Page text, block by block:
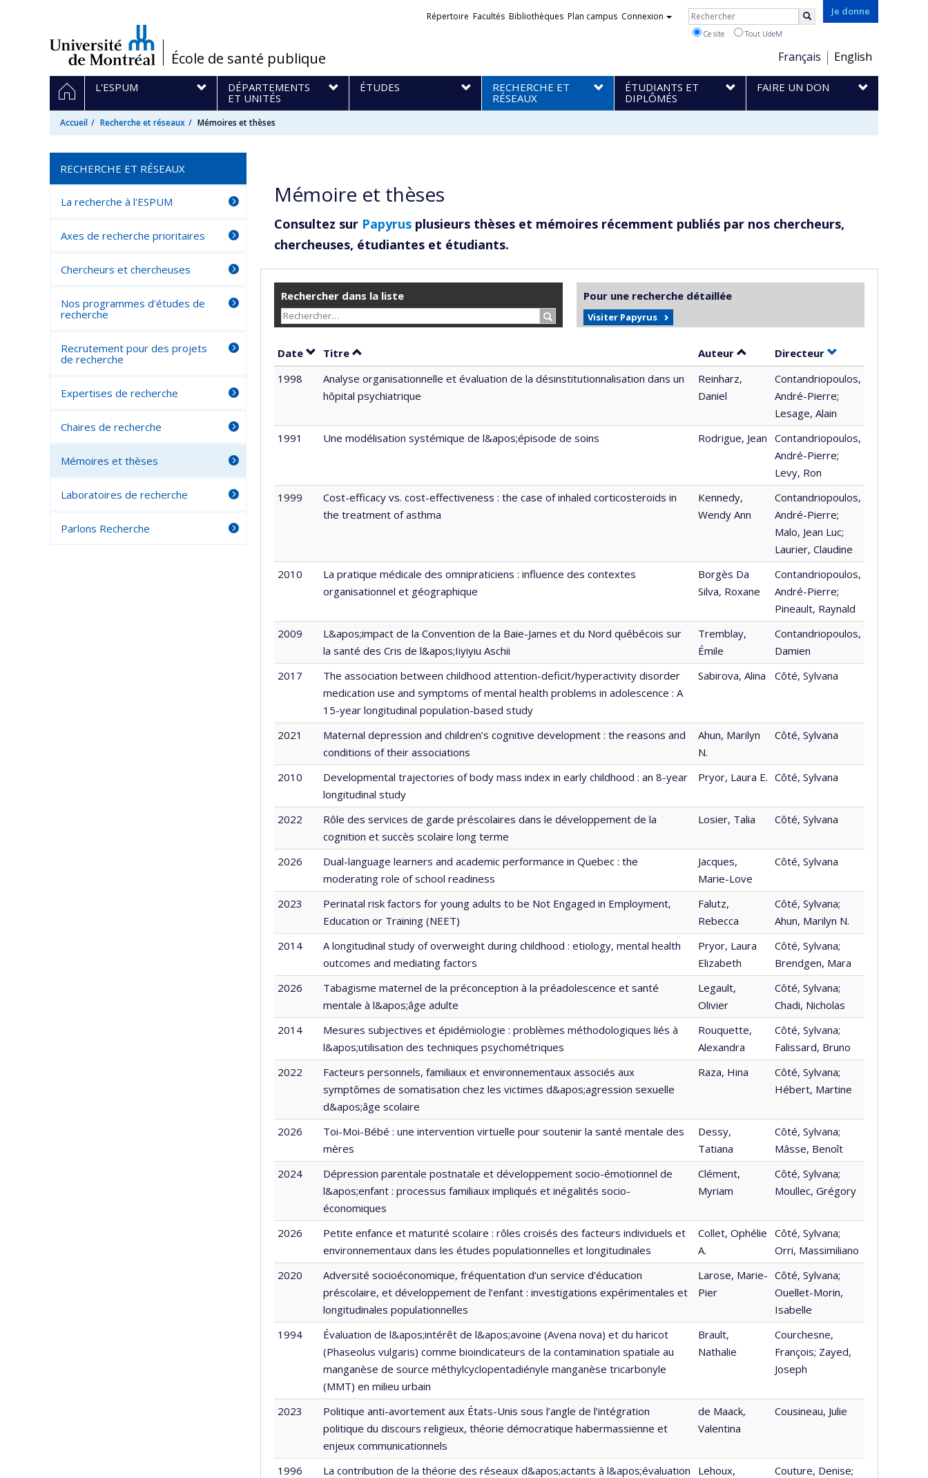
/École de santé publique
Je donne
Choix
de
la
langue
Français English
Liens
Répertoire Facultés Bibliothèques Plan campus Connexion Rechercher
Ce site Tout UdeM
Navigation
principale
ACCUEIL
L'ESPUM
DÉPARTEMENTS
ET UNITÉS
ÉTUDES
RECHERCHE ET
RÉSEAUX
ÉTUDIANTS ET
DIPLÔMÉS
FAIRE UN DON
Accueil Recherche et réseaux Mémoires et thèses
Mémoire et thèses
Consultez sur Papyrus plusieurs thèses et mémoires récemment publiés par nos chercheurs,
chercheuses, étudiantes et étudiants.
Rechercher dans la liste
Rechercher…
Pour une recherche détaillée
Visiter Papyrus
Date Trier par date en ordre croissant
Titre Trier par titre en ordre croissant Auteur Trier par auteur en ordre croissant
Directeur par contributeur
1998
Analyse organisationnelle et évaluation de la désinstitutionnalisation dans un
hôpital psychiatrique
Reinharz,
Daniel
Contandriopoulos,
André-Pierre;
Lesage, Alain
1991
Une modélisation systémique de l&apos;épisode de soins Rodrigue, Jean Contandriopoulos,
André-Pierre;
Levy, Ron
1999
Cost-efficacy vs. cost-effectiveness : the case of inhaled corticosteroids in
the treatment of asthma
Kennedy,
Wendy Ann
Contandriopoulos,
André-Pierre;
Malo, Jean Luc;
Laurier, Claudine
2010
La pratique médicale des omnipraticiens : influence des contextes
organisationnel et géographique
Borgès Da
Silva, Roxane
Contandriopoulos,
André-Pierre;
Pineault, Raynald
2009
L&apos;impact de la Convention de la Baie-James et du Nord québécois sur
la santé des Cris de l&apos;Iiyiyiu Aschii
Tremblay,
Émile
Contandriopoulos,
Damien
2017
The association between childhood attention-deficit/hyperactivity disorder
medication use and symptoms of mental health problems in adolescence : A
15-year longitudinal population-based study
Sabirova, Alina Côté, Sylvana
2021
Maternal depression and children’s cognitive development : the reasons and
conditions of their associations
Ahun, Marilyn
N.
Côté, Sylvana
2010
Developmental trajectories of body mass index in early childhood : an 8-year
longitudinal study
Pryor, Laura E. Côté, Sylvana
2022
Rôle des services de garde préscolaires dans le développement de la
cognition et succès scolaire long terme
Losier, Talia Côté, Sylvana
2026
Dual-language learners and academic performance in Quebec : the
moderating role of school readiness
Jacques,
Marie-Love
Côté, Sylvana
2023
Perinatal risk factors for young adults to be Not Engaged in Employment,
Education or Training (NEET)
Falutz,
Rebecca
Côté, Sylvana;
Ahun, Marilyn N.
2014
A longitudinal study of overweight during childhood : etiology, mental health
outcomes and mediating factors
Pryor, Laura
Elizabeth
Côté, Sylvana;
Brendgen, Mara
2026
Tabagisme maternel de la préconception à la préadolescence et santé
mentale à l&apos;âge adulte
Legault,
Olivier
Côté, Sylvana;
Chadi, Nicholas
2014
Mesures subjectives et épidémiologie : problèmes méthodologiques liés à
l&apos;utilisation des techniques psychométriques
Rouquette,
Alexandra
Côté, Sylvana;
Falissard, Bruno
2022
Facteurs personnels, familiaux et environnementaux associés aux
symptômes de somatisation chez les victimes d&apos;agression sexuelle
d&apos;âge scolaire
Raza, Hina
Côté, Sylvana;
Hébert, Martine
2026
Toi-Moi-Bébé : une intervention virtuelle pour soutenir la santé mentale des
mères
Dessy,
Tatiana
Côté, Sylvana;
Mâsse, Benoît
2024
Dépression parentale postnatale et développement socio-émotionnel de
l&apos;enfant : processus familiaux impliqués et inégalités socio-
économiques
Clément,
Myriam
Côté, Sylvana;
Moullec, Grégory
2026
Petite enfance et maturité scolaire : rôles croisés des facteurs individuels et
environnementaux dans les études populationnelles et longitudinales
Collet, Ophélie
A.
Côté, Sylvana;
Orri, Massimiliano
2020
Adversité socioéconomique, fréquentation d’un service d’éducation
préscolaire, et développement de l’enfant : investigations expérimentales et
longitudinales populationnelles
Larose, Marie-
Pier
Côté, Sylvana;
Ouellet-Morin,
Isabelle
1994
Évaluation de l&apos;intérêt de l&apos;avoine (Avena nova) et du haricot
(Phaseolus vulgaris) comme bioindicateurs de la contamination spatiale au
manganèse de source méthylcyclopentadiényle manganèse tricarbonyle
(MMT) en milieu urbain
Brault,
Nathalie
Courchesne,
François; Zayed,
Joseph
2023
Politique anti-avortement aux États-Unis sous l’angle de l’intégration
politique du discours religieux, théorie démocratique habermassienne et
enjeux communicationnels
de Maack,
Valentina
Cousineau, Julie
1996
La contribution de la théorie des réseaux d&apos;actants à l&apos;évaluation
Lehoux,
Couture, Denise;
RECHERCHE ET RÉSEAUX
La recherche à l'ESPUM
Axes de recherche prioritaires
Chercheurs et chercheuses
Nos programmes d'études de
recherche
Recrutement pour des projets
de recherche
Expertises de recherche
Chaires de recherche
Mémoires et thèses
Laboratoires de recherche
Parlons Recherche